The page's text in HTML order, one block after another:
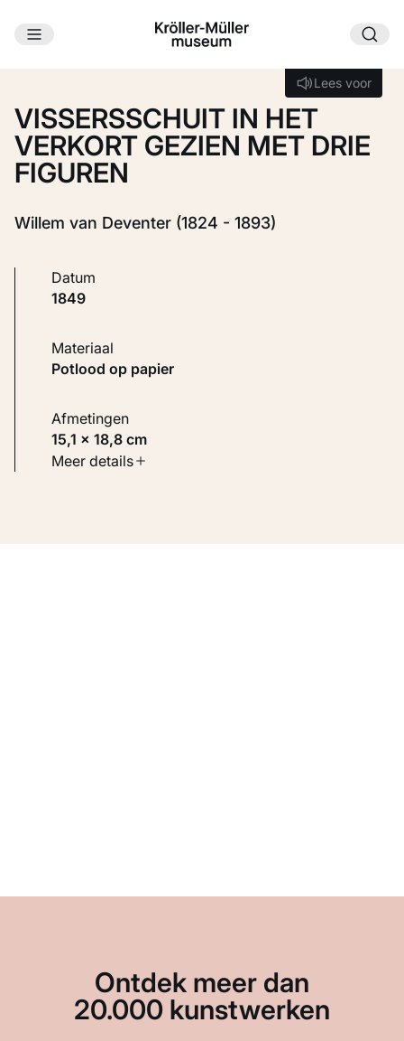
Ga naar hoofdinhoud
Lees voor
Lees voor
VISSERSSCHUIT IN HET
VERKORT GEZIEN MET DRIE
FIGUREN
Willem van Deventer (1824 - 1893)
Datum
1849
Materiaal
Potlood op papier
Afmetingen
15,1 × 18,8 cm
Soort werk
Meer details
Ontdek meer dan
20.000 kunstwerken